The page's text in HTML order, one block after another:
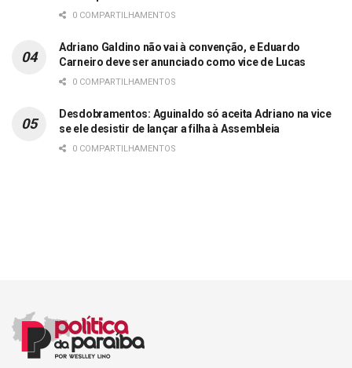
0 COMPARTILHAMENTOS
Adriano Galdino não vai à convenção, e Eduardo
Carneiro deve ser anunciado como vice de Lucas
0 COMPARTILHAMENTOS
Desdobramentos: Aguinaldo só aceita Adriano na vice
se ele desistir de lançar a filha à Assembleia
0 COMPARTILHAMENTOS